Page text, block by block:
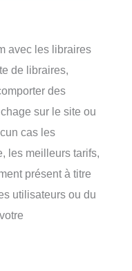
avec les libraires
de libraires,
des
sur le site ou
cas les
les meilleurs tarifs,
présent à titre
utilisateurs ou du